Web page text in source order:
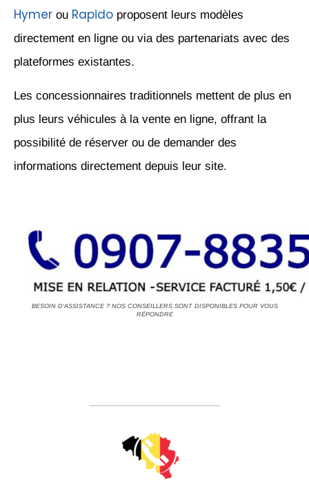
Hymer ou Rapido proposent leurs modèles
directement en ligne ou via des partenariats avec des
plateformes existantes.
Les concessionnaires traditionnels mettent de plus en
plus leurs véhicules à la vente en ligne, offrant la
possibilité de réserver ou de demander des
informations directement depuis leur site.
BESOIN D'ASSISTANCE ? NOS CONSEILLERS SONT DISPONIBLES POUR VOUS
RÉPONDRE